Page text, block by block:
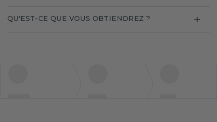
QU'EST-CE QUE VOUS OBTIENDREZ ?